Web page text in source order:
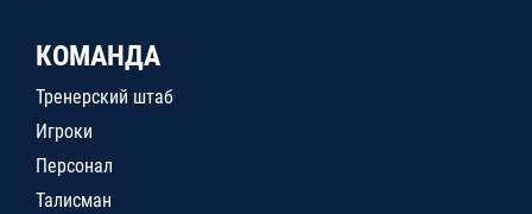
КОМАНДА
Тренерский штаб
Игроки
Персонал
Талисман